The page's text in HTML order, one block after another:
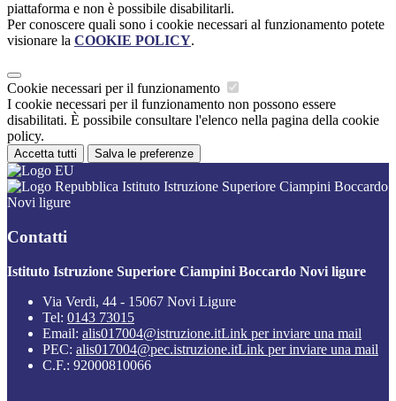
piattaforma e non è possibile disabilitarli.
Per conoscere quali sono i cookie necessari al funzionamento potete
visionare la COOKIE POLICY.
Cookie necessari per il funzionamento
I cookie necessari per il funzionamento non possono essere
disabilitati. È possibile consultare l'elenco nella pagina della cookie
policy.
Accetta tutti Salva le preferenze
Istituto Istruzione Superiore Ciampini Boccardo
Novi ligure
Contatti
Istituto Istruzione Superiore Ciampini Boccardo Novi ligure
Via Verdi, 44 - 15067 Novi Ligure
Tel: 0143 73015
Email: alis017004@istruzione.itLink per inviare una mail
PEC: alis017004@pec.istruzione.itLink per inviare una mail
C.F.: 92000810066